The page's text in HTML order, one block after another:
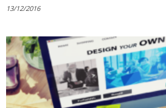
13/12/2016